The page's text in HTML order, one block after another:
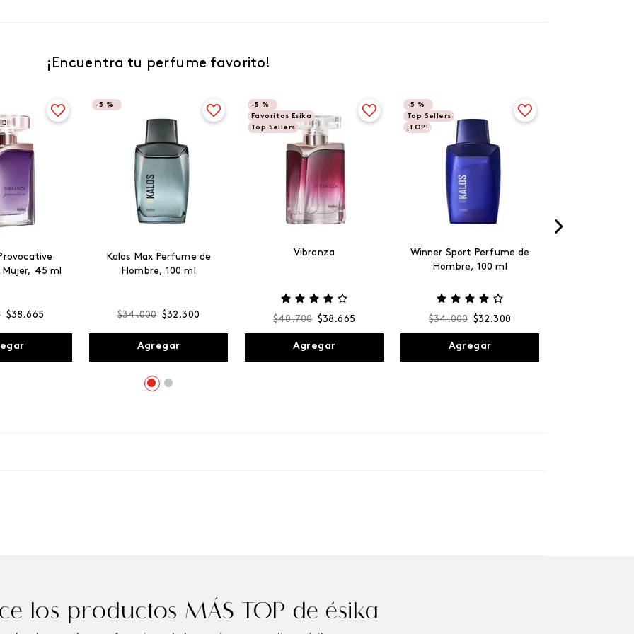
¡Encuentra tu perfume favorito!
45 ml
$38 .665
-5 %
Kalos Max Perfume de
Hombre, 100 ml
$34.000 $32 .300
Agregar
-5 %
Favoritos Esika
Top Sellers
Vibranza
$40.700 $38 .665
Agregar
-5 %
Top Sellers
¡TOP!
Winner Sport Perfume de
Hombre, 100 ml
$34.000 $32 .300
Agregar
los productos MÁS TOP de ésika